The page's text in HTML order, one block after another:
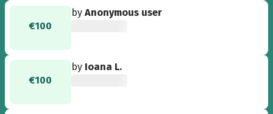
€100
byAnonymous user
€100
by Ioana L.